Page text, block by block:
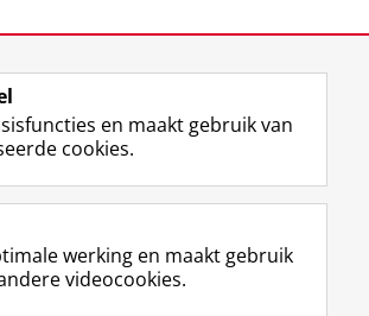
English
Volg ons op
F
a
e
b
T
w
t
t
I
n
t
en maakt gebruik van
cookies.
werking en maakt gebruik
videocookies.